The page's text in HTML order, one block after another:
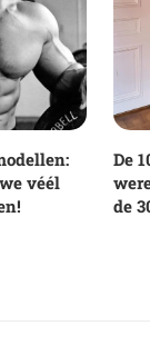
véél
De
de